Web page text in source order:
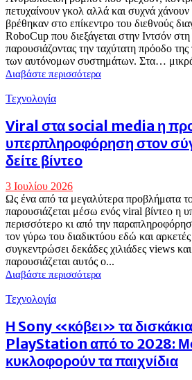
πετυχαίνουν γκολ αλλά και συχνά χάνουν
βρέθηκαν στο επίκεντρο του διεθνούς
RoboCup που διεξάγεται στην Ιντσόν
παρουσιάζοντας την ταχύτατη πρόοδο
των αυτόνομων συστημάτων. Στα…
Διαβάστε περισσότερα
Τεχνολογία
Viral στα social media η
υπερπληροφόρηση στον
δείτε βίντεο
3 Ιουλίου 2026
Ως ένα από τα μεγαλύτερα προβλήματα
παρουσιάζεται μέσω ενός viral βίντεο η
περισσότερο κι από την
τον γύρω του διαδικτύου εδώ και αρκετές
συγκεντρώσει δεκάδες χιλιάδες views
παρουσιάζεται αυτός ο...
Διαβάστε περισσότερα
Τεχνολογία
Η Sony «κόβει» τα δισκάκια
PlayStation από το 2028:
κυκλοφορούν τα παιχνίδια